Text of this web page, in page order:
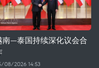
南—泰国持续深化议会合
08/2026 14:53